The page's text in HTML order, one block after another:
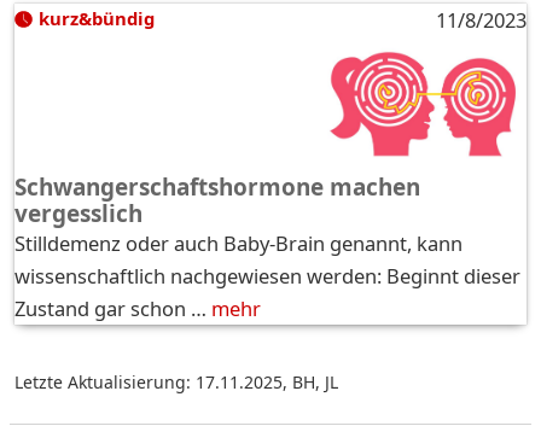
kurz&bündig 11/8/2023
Schwangerschaftshormone machen
vergesslich
Stilldemenz oder auch Baby-Brain genannt, kann
wissenschaftlich nachgewiesen werden: Beginnt dieser
Zustand gar schon … mehr
Letzte Aktualisierung: 17.11.2025, BH, JL